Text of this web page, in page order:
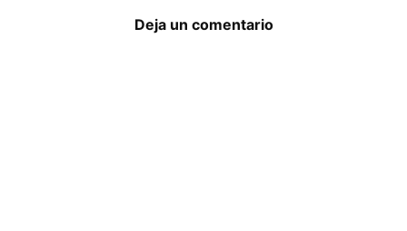
Deja un comentario